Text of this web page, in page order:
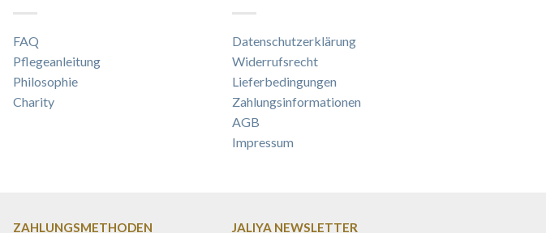
FAQ
Pflegeanleitung
Philosophie
Charity
Datenschutzerklärung
Widerrufsrecht
Lieferbedingungen
Zahlungsinformationen
AGB
Impressum
ZAHLUNGSMETHODEN JALIYA NEWSLETTER